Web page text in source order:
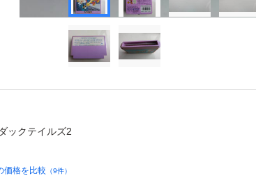
ックテイルズ2
価格を比較 （9件）